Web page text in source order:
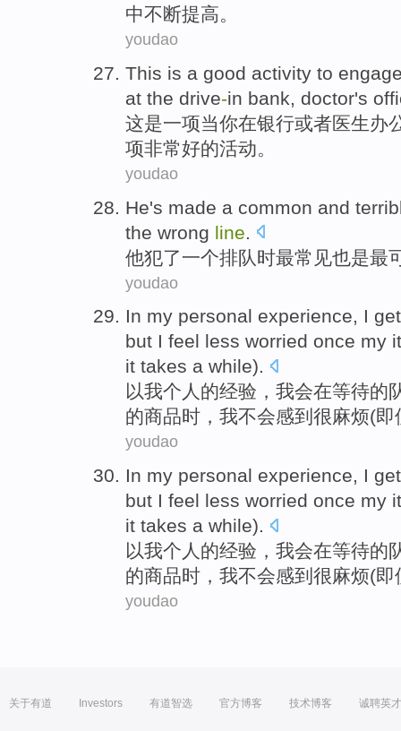
中不断提高。
youdao
This is a good activity to
at the drive-in bank, doctor's
这是一项当你在银行或者医生办
项非常好的活动。
youdao
He's made a common and
the wrong line
他犯了一个排队 时最常见也是最
youdao
In my personal experience, I
but I feel less worried once my
it takes a while).
以我个人 的经验 ， 我会在等待的
的商品时， 我不会感到很麻烦(即
youdao
In my personal experience, I
but I feel less worried once my
it takes a while).
以我个人 的经验 ， 我会在等待的
的商品时， 我不会感到很麻烦(即
youdao
关于有道 Investors 有道智选 官方博客 技术博客 诚聘英才